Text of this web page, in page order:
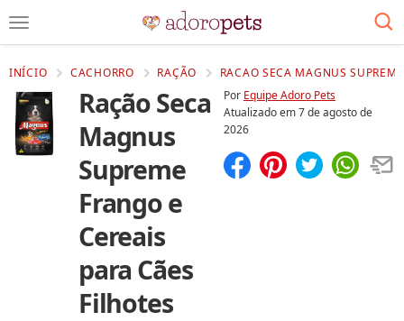
INÍCIO CACHORRO RAÇÃO RACAO SECA MAGNUS
Ração Seca
Magnus
Supreme
Frango e
Cereais
para Cães
Filhotes
Por Equipe Adoro Pets
Atualizado em7 de agosto de
2026